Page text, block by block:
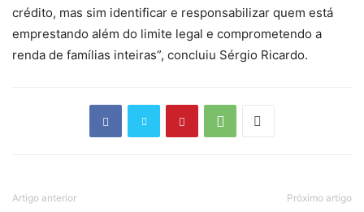
crédito, mas sim identificar e responsabilizar quem está
emprestando além do limite legal e comprometendo a
renda de famílias inteiras”, concluiu Sérgio Ricardo.
Artigo anterior Próximo artigo